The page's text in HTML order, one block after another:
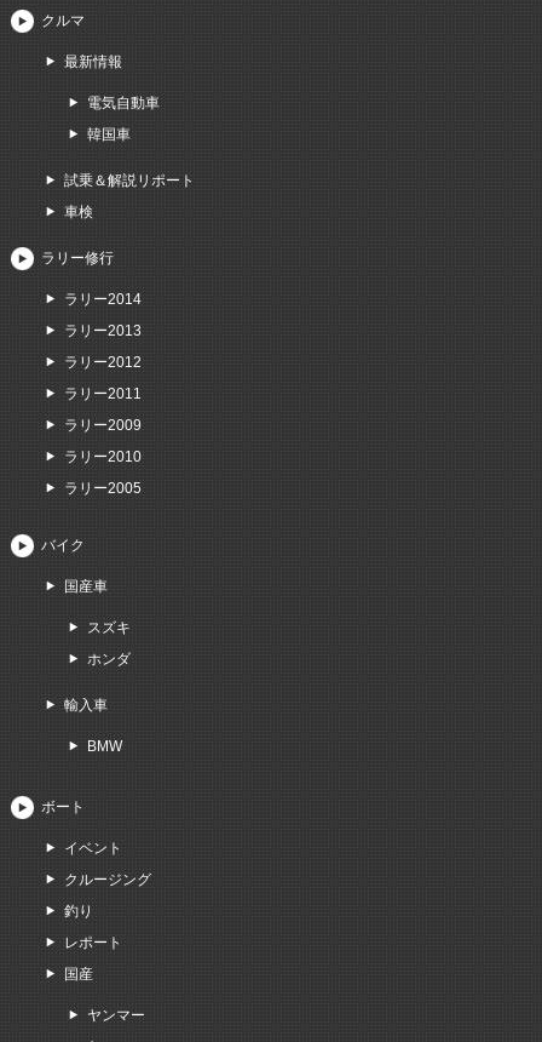
クルマ
最新情報
電気自動車
韓国車
試乗＆解説リポート
車検
ラリー修行
ラリー2014
ラリー2013
ラリー2012
ラリー2011
ラリー2009
ラリー2010
ラリー2005
バイク
国産車
スズキ
ホンダ
輸入車
BMW
ボート
イベント
クルージング
釣り
レポート
国産
ヤンマー